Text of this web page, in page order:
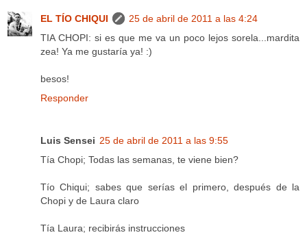
EL TÍO CHIQUI
25 de abril de 2011 a las 4:24
TIA CHOPI: si es que me va un poco lejos sorela...mardita
zea! Ya me gustaría ya! :)
besos!
Responder
Luis Sensei 25 de abril de 2011 a las 9:55
Tía Chopi; Todas las semanas, te viene bien?
Tío Chiqui; sabes que serías el primero, después de la
Chopi y de Laura claro
Tía Laura; recibirás instrucciones